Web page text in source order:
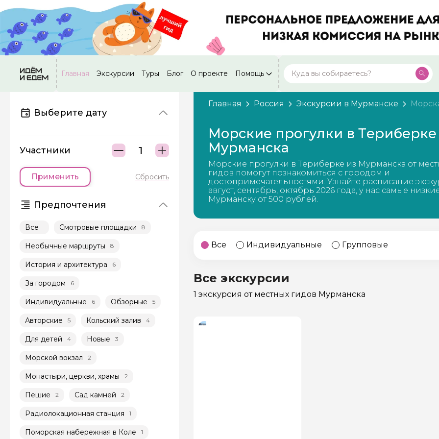
Главная Экскурсии Туры Блог О проекте Помощь
Москва
Россия
Нижний Новгород
Калининград
Россия
Кисловодск
Россия
20 экскурсий
Дербент 17 экскурсий
Посмотреть все города
Выберите дату
Участники
Применить Сбросить
Предпочтения
Все Смотровые площадки 8
Необычные маршруты 8
История и архитектура 6
За городом 6
Индивидуальные 6 Обзорные 5
Авторские 5 Кольский залив 4
Для детей 4 Новые 3
Морской вокзал 2
Монастыри, церкви, храмы 2
Пешие 2 Сад камней 2
Радиолокационная станция 1
Поморская набережная в Коле 1
Главная Россия Экскурсии в Мурманске
Морские прогулки в Териберке
Мурманска
Морские прогулки в Териберке из Мурманска от
гидов помогут познакомиться с городом и
достопримечательностями. Узнайте расписание
август, сентябрь, октябрь 2026 года, у нас самые
Мурманску от 500 рублей.
Все Индивидуальные Групповые
Все экскурсии
1 экскурсия от местных гидов Мурманска